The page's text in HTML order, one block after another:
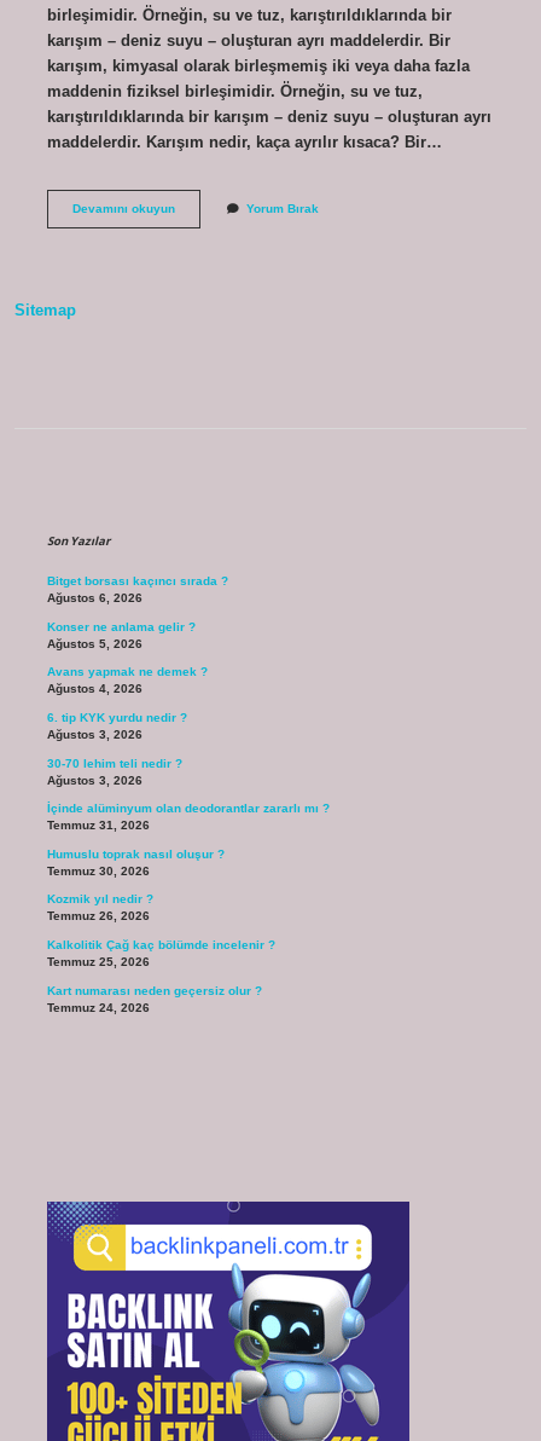
birleşimidir. Örneğin, su ve tuz, karıştırıldıklarında bir
karışım – deniz suyu – oluşturan ayrı maddelerdir. Bir
karışım, kimyasal olarak birleşmemiş iki veya daha fazla
maddenin fiziksel birleşimidir. Örneğin, su ve tuz,
karıştırıldıklarında bir karışım – deniz suyu – oluşturan ayrı
maddelerdir. Karışım nedir, kaça ayrılır kısaca? Bir…
Devamını okuyun10
Yorum Bırak
Sitemap
Son Yazılar
Bitget borsası kaçıncı sırada ?
Ağustos 6, 2026
Konser ne anlama gelir ?
Ağustos 5, 2026
Avans yapmak ne demek ?
Ağustos 4, 2026
6. tip KYK yurdu nedir ?
Ağustos 3, 2026
30-70 lehim teli nedir ?
Ağustos 3, 2026
İçinde alüminyum olan deodorantlar zararlı mı ?
Temmuz 31, 2026
Humuslu toprak nasıl oluşur ?
Temmuz 30, 2026
Kozmik yıl nedir ?
Temmuz 26, 2026
Kalkolitik Çağ kaç bölümde incelenir ?
Temmuz 25, 2026
Kart numarası neden geçersiz olur ?
Temmuz 24, 2026